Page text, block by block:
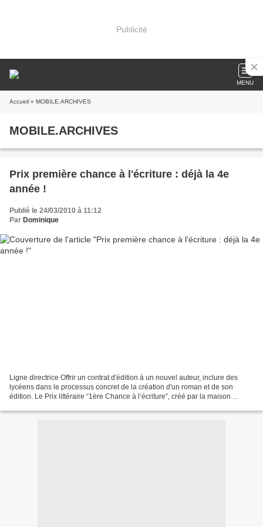
Publicité
MENU
Accueil » MOBILE.ARCHIVES
MOBILE.ARCHIVES
Prix première chance à l'écriture : déjà la 4e
année !
Publié le 24/03/2010 à 11:12
Par Dominique
Ligne directrice Offrir un contrat d'édition à un nouvel auteur, inclure des
lycéens dans le processus concret de la création d'un roman et de son
édition. Le Prix littéraire “1ère Chance à l’écriture”, créé par la maison